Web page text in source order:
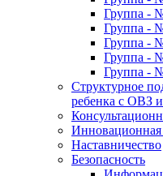
Группа -
Группа -
Группа -
Группа -
Группа -
Структурное
ребенка с ОВЗ
Инновационная
Наставничество
Безопасность